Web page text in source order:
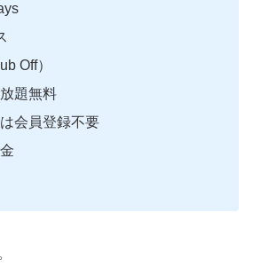
Off）
題無料
会員登録不要